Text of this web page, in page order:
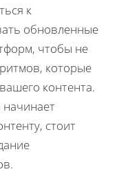
к
обновленные
чтобы не
которые
контента.
стоит